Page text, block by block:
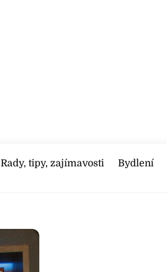
Rady, tipy, zajímavosti Bydlení